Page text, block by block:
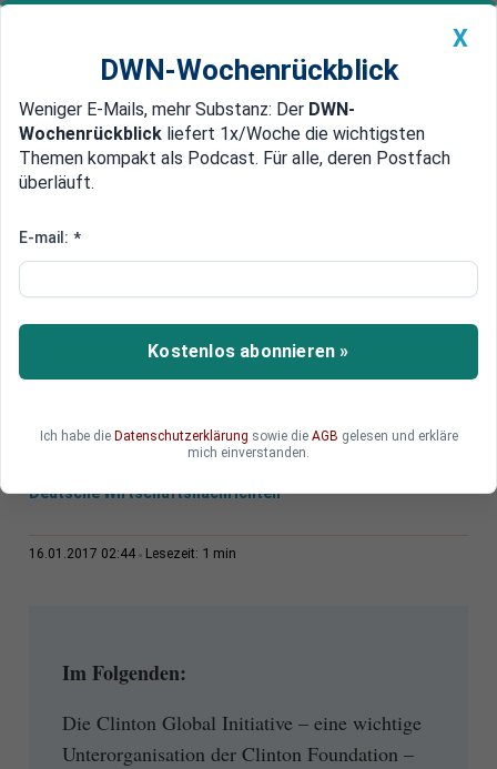
Newsticker MEIN DWN: Geldanlage Premium
Edelmetalle DWN-Magazin China
Umstrittene Organisation
Nach Niederlage: Clinton-
Stiftung löst Global Initiative auf
Die Clinton Foundation gibt nach der
Deutsche Wirtschaftsnachrichten
16.01.2017 02:44 Lesezeit: 1 min
Im Folgenden:
Die Clinton Global Initiative – eine wichtige
Unterorganisation der Clinton Foundation –
X
DWN-Wochenrückblick
Weniger E-Mails, mehr Substanz: Der DWN-
Wochenrückblick liefert 1x/Woche die wichtigsten
Themen kompakt als Podcast. Für alle, deren Postfach
überläuft.
E-mail: *
Kostenlos abonnieren »
Ich habe die Datenschutzerklärung sowie die AGB gelesen und erkläre
mich einverstanden.